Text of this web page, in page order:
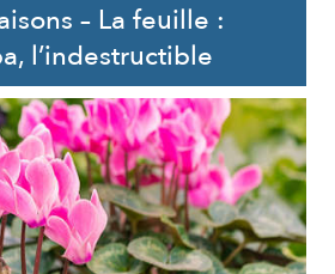
– La feuille :
l’indestructible